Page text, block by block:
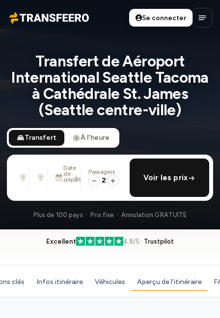
Transfeero
Se connecter
Transfert de Aéroport
International Seattle Tacoma
à Cathédrale St. James
(Seattle centre-ville)
Transfert À l'heure
Adresse, aéroport, hôtel, ...
Adresse, aéroport, hôtel, ...
Date
de
départ
Dim. 9 Août · 01:45 PM
ajouter retour
Passagers
2 Voir les prix
Plus de 100 pays · Prix fixe · Annulation GRATUITE
Excellent 4.8/5 · Trustpilot
clés Infos itinéraire Véhicules Aperçu de l'itinéraire